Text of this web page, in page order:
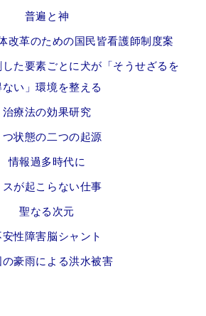
普遍と神
改革のための国民皆看護師制度案
た要素ごとに犬が「そうせざるを
ない」環境を整える
治療法の効果研究
つ状態の二つの起源
情報過多時代に
スが起こらない仕事
聖なる次元
安性障害脳シャント
の豪雨による洪水被害